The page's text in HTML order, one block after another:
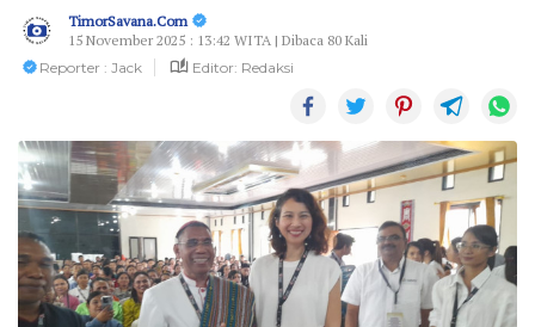
TimorSavana.Com
15 November 2025 : 13:42 WITA | Dibaca 80 Kali
Reporter : Jack
Editor: Redaksi